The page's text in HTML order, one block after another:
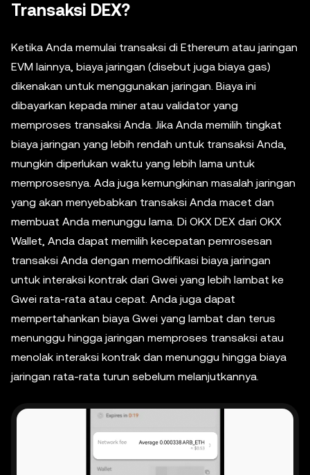
Transaksi DEX?
Ketika Anda memulai transaksi di Ethereum atau jaringan
EVM lainnya, biaya jaringan (disebut juga biaya gas)
dikenakan untuk menggunakan jaringan. Biaya ini
dibayarkan kepada miner atau validator yang
memproses transaksi Anda. Jika Anda memilih tingkat
biaya jaringan yang lebih rendah untuk transaksi Anda,
mungkin diperlukan waktu yang lebih lama untuk
memprosesnya. Ada juga kemungkinan masalah jaringan
yang akan menyebabkan transaksi Anda macet dan
membuat Anda menunggu lama. Di OKX DEX dari OKX
Wallet, Anda dapat memilih kecepatan pemrosesan
transaksi Anda dengan memodifikasi biaya jaringan
untuk interaksi kontrak dari Gwei yang lebih lambat ke
Gwei rata-rata atau cepat. Anda juga dapat
mempertahankan biaya Gwei yang lambat dan terus
menunggu hingga jaringan memproses transaksi atau
menolak interaksi kontrak dan menunggu hingga biaya
jaringan rata-rata turun sebelum melanjutkannya.